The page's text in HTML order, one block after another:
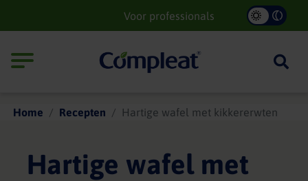
navigation
Voor professionals
Compleat
Home Recepten Hartige wafel met kikkererwten
Hartige wafel met